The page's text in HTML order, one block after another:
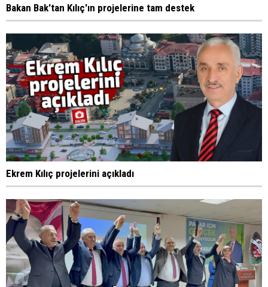
Bakan Bak'tan Kılıç'ın projelerine tam destek
Ekrem Kılıç projelerini açıkladı